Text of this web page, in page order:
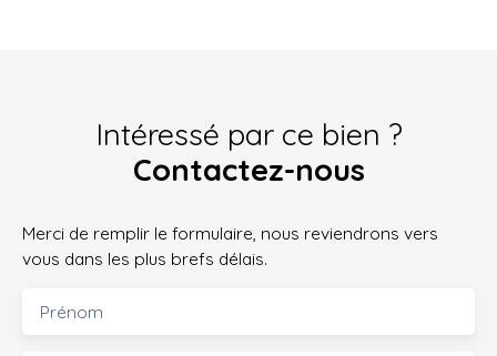
Intéressé par ce bien ?
Contactez-nous
Merci de remplir le formulaire, nous reviendrons vers
vous dans les plus brefs délais.
Prénom